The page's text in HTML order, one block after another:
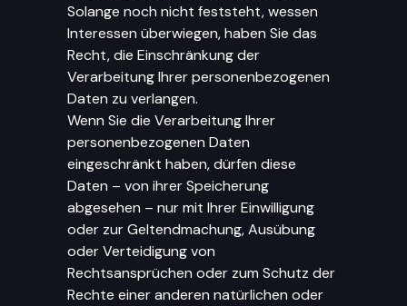
Solange noch nicht feststeht, wessen
Interessen überwiegen, haben Sie das
Recht, die Einschränkung der
Verarbeitung Ihrer personenbezogenen
Daten zu verlangen.
Wenn Sie die Verarbeitung Ihrer
personenbezogenen Daten
eingeschränkt haben, dürfen diese
Daten – von ihrer Speicherung
abgesehen – nur mit Ihrer Einwilligung
oder zur Geltendmachung, Ausübung
oder Verteidigung von
Rechtsansprüchen oder zum Schutz der
Rechte einer anderen natürlichen oder